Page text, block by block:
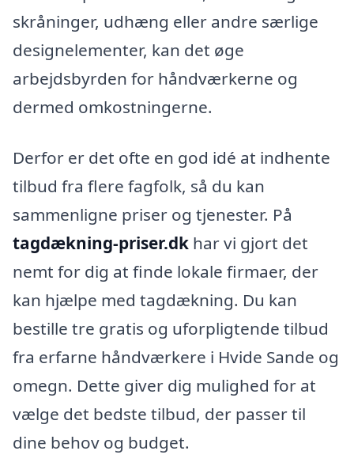
skråninger, udhæng eller andre særlige
designelementer, kan det øge
arbejdsbyrden for håndværkerne og
dermed omkostningerne.
Derfor er det ofte en god idé at indhente
tilbud fra flere fagfolk, så du kan
sammenligne priser og tjenester. På
tagdækning-priser.dk har vi gjort det
nemt for dig at finde lokale firmaer, der
kan hjælpe med tagdækning. Du kan
bestille tre gratis og uforpligtende tilbud
fra erfarne håndværkere i Hvide Sande og
omegn. Dette giver dig mulighed for at
vælge det bedste tilbud, der passer til
dine behov og budget.